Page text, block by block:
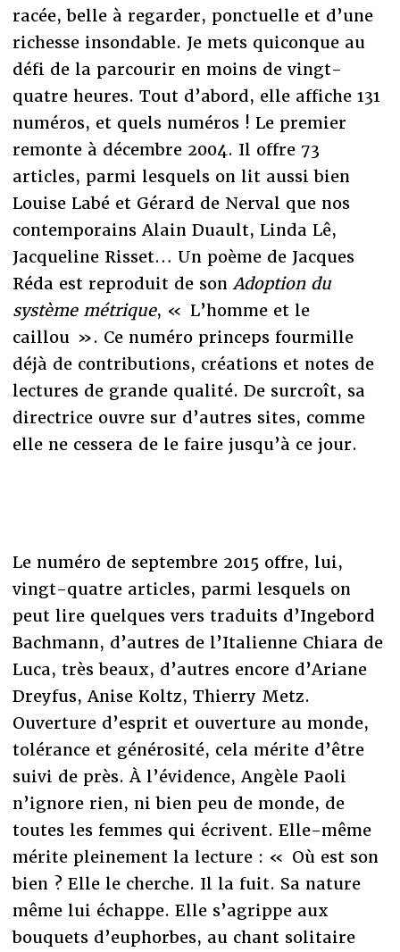
racée, belle à regarder, ponctuelle et d’une
richesse insondable. Je mets quiconque au
défi de la parcourir en moins de vingt-
quatre heures. Tout d’abord, elle affiche 131
numéros, et quels numéros ! Le premier
remonte à décembre 2004. Il offre 73
articles, parmi lesquels on lit aussi bien
Louise Labé et Gérard de Nerval que nos
contemporains Alain Duault, Linda Lê,
Jacqueline Risset… Un poème de Jacques
Réda est reproduit de son Adoption du
système métrique, « L’homme et le
caillou ». Ce numéro princeps fourmille
déjà de contributions, créations et notes de
lectures de grande qualité. De surcroît, sa
directrice ouvre sur d’autres sites, comme
elle ne cessera de le faire jusqu’à ce jour.
Le numéro de septembre 2015 offre, lui,
vingt-quatre articles, parmi lesquels on
peut lire quelques vers traduits d’Ingebord
Bachmann, d’autres de l’Italienne Chiara de
Luca, très beaux, d’autres encore d’Ariane
Dreyfus, Anise Koltz, Thierry Metz.
Ouverture d’esprit et ouverture au monde,
tolérance et générosité, cela mérite d’être
suivi de près. À l’évidence, Angèle Paoli
n’ignore rien, ni bien peu de monde, de
toutes les femmes qui écrivent. Elle-même
mérite pleinement la lecture : « Où est son
bien ? Elle le cherche. Il la fuit. Sa nature
même lui échappe. Elle s’agrippe aux
bouquets d’euphorbes, au chant solitaire